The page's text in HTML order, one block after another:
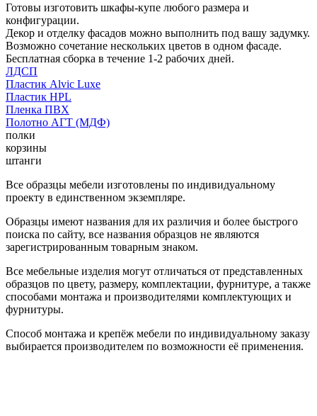
Готовы изготовить шкафы-купе любого размера и
конфигурации.
Декор и отделку фасадов можно выполнить под вашу задумку.
Возможно сочетание нескольких цветов в одном фасаде.
Бесплатная сборка в течение 1-2 рабочих дней.
ЛДСП
Пластик Alvic Luxe
Пластик HPL
Пленка ПВХ
Полотно АГТ (МДФ)
полки
корзины
штанги
Все образцы мебели изготовлены по индивидуальному
проекту в единственном экземпляре.
Образцы имеют названия для их различия и более быстрого
поиска по сайту, все названия образцов не являются
зарегистрированным товарным знаком.
Все мебельные изделия могут отличаться от представленных
образцов по цвету, размеру, комплектации, фурнитуре, а также
способами монтажа и производителями комплектующих и
фурнитуры.
Способ монтажа и крепёж мебели по индивидуальному заказу
выбирается производителем по возможности её применения.